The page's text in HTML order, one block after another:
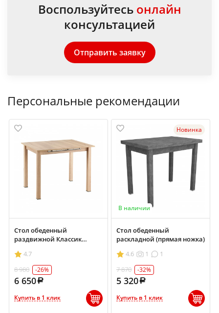
Воспользуйтесь онлайн
консультацией
Отправить заявку
Персональные рекомендации
Стол обеденный
раздвижной Классик
4.7
8 980
-26%
6 650
Купить в 1 клик
Новинка
В наличии
Стол обеденный
раскладной (прямая ножка)
4.6
1
1
7 870
-32%
5 320
Купить в 1 клик